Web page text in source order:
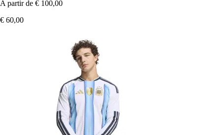
A partir de € 100,00
€ 60,00